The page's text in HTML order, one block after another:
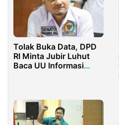
Tolak Buka Data, DPD
RI Minta Jubir Luhut
Baca UU Informasi